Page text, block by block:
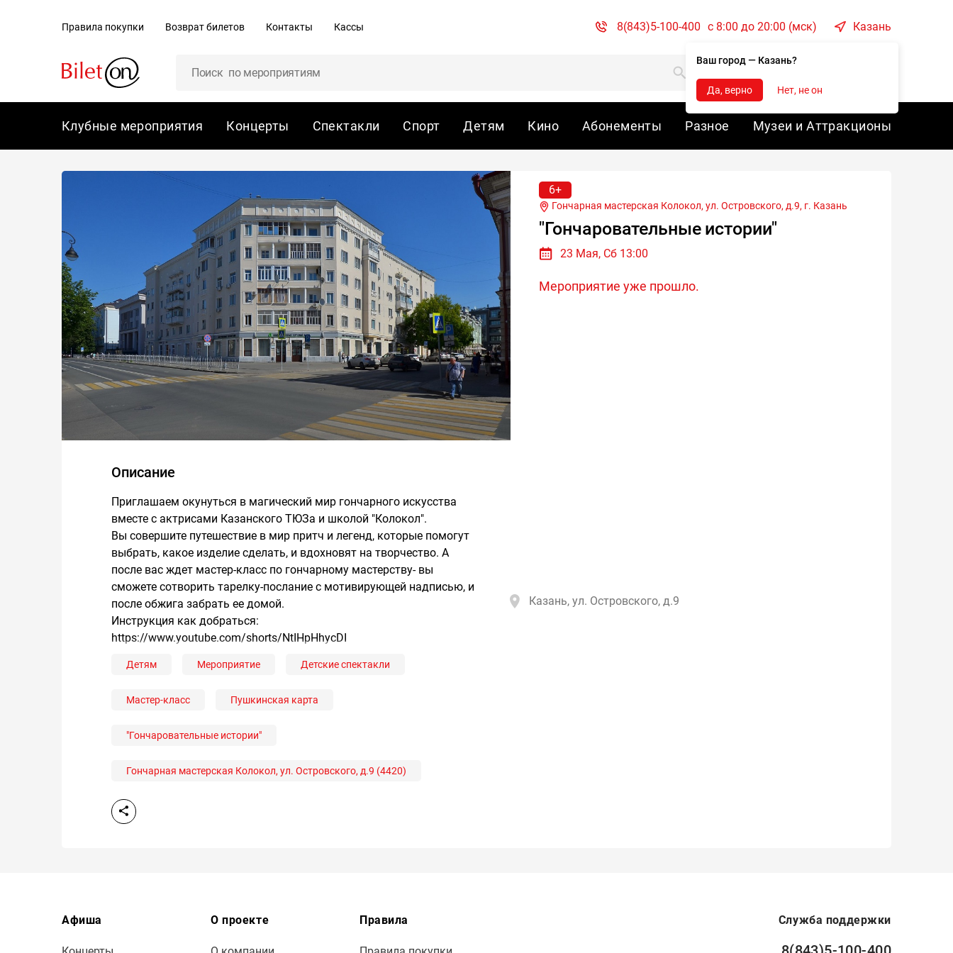
Правила покупки Возврат билетов Контакты Кассы 8(843)5-100-400 c 8:00 до 20:00 (мск) Казань
Ваш город — Казань?
Да, верно Нет, не он
Клубные мероприятия Концерты Спектакли Спорт Детям Кино Абонементы Разное Музеи и Аттракционы
6+
Гончарная мастерская Колокол, ул. Островского, д.9, г. Казань
"Гончаровательные истории"
23 Мая, Сб 13:00
Мероприятие уже прошло.
Описание
Приглашаем окунуться в магический мир гончарного искусства
вместе с актрисами Казанского ТЮЗа и школой "Колокол".
Вы совершите путешествие в мир притч и легенд, которые помогут
выбрать, какое изделие сделать, и вдохновят на творчество. А
после вас ждет мастер-класс по гончарному мастерству- вы
сможете сотворить тарелку-послание с мотивирующей надписью, и
после обжига забрать ее домой.
Инструкция как добраться:
https://www.youtube.com/shorts/NtIHpHhycDI
Детям Мероприятие Детские спектакли
Мастер-класс Пушкинская карта
"Гончаровательные истории"
Гончарная мастерская Колокол, ул. Островского, д.9 (4420)
Казань, ул. Островского, д.9
Афиша О проекте Правила Служба поддержки